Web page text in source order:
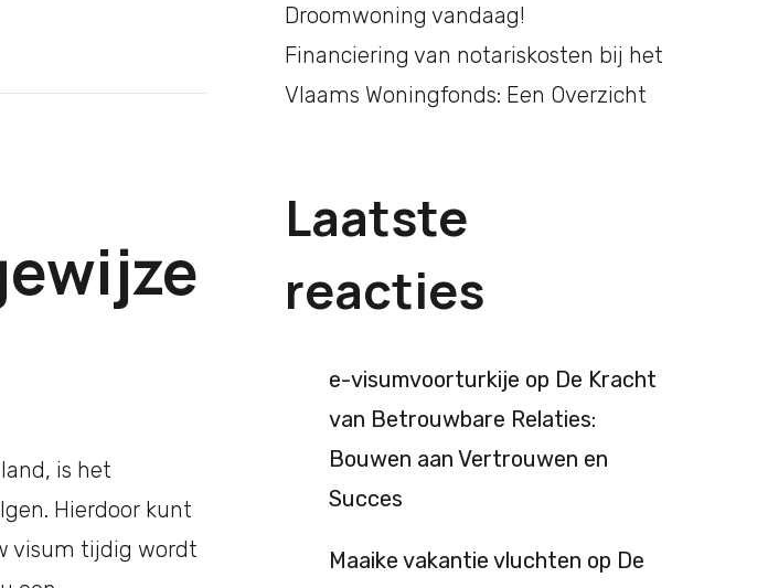
is het
Hierdoor kunt
visum tijdig wordt
Droomwoning vandaag!
Financiering van notariskosten bij het
Vlaams Woningfonds: Een Overzicht
Laatste
reacties
e-visumvoorturkije op De Kracht
van Betrouwbare Relaties:
Bouwen aan Vertrouwen en
Succes
Maaike vakantie vluchten op De